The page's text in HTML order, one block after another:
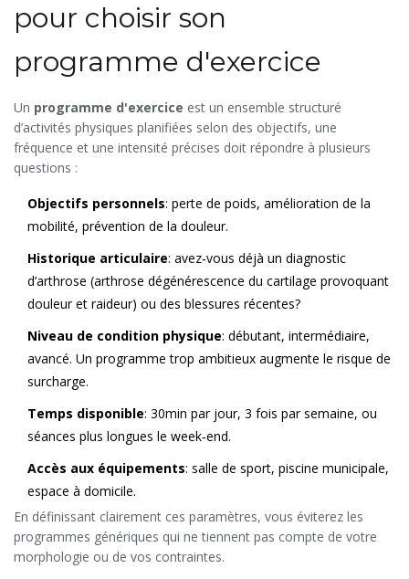
pour choisir son
programme d'exercice
Un programme d'exercice est un ensemble structuré
d’activités physiques planifiées selon des objectifs, une
fréquence et une intensité précises doit répondre à plusieurs
questions :
Objectifs personnels: perte de poids, amélioration de la
mobilité, prévention de la douleur.
Historique articulaire: avez‑vous déjà un diagnostic
d’arthrose (arthrose dégénérescence du cartilage provoquant
douleur et raideur) ou des blessures récentes?
Niveau de condition physique: débutant, intermédiaire,
avancé. Un programme trop ambitieux augmente le risque de
surcharge.
Temps disponible: 30min par jour, 3 fois par semaine, ou
séances plus longues le week‑end.
Accès aux équipements: salle de sport, piscine municipale,
espace à domicile.
En définissant clairement ces paramètres, vous éviterez les
programmes génériques qui ne tiennent pas compte de votre
morphologie ou de vos contraintes.